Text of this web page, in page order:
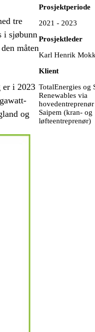
Prosjektperiode
2021 - 2023
Prosjektleder
Karl Henrik
Klient
TotalEnergies og
Renewables via
Saipem (kran- og
løfteentreprenør)
tre
i sjøbunn
måten
er i 2023
og